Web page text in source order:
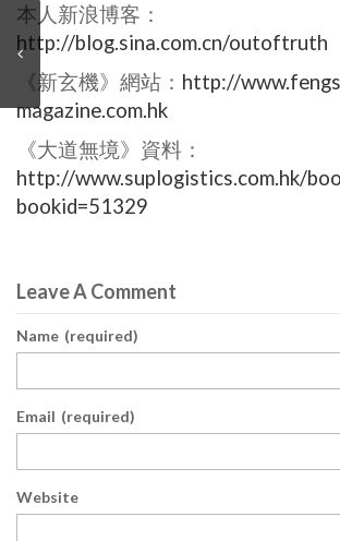
本人新浪博客：
http://blog.sina.com.cn/outoftruth
《新玄機》網站： http://
magazine.com.hk
《大道無境》資料：
http://www.suplogistics.com.hk/
bookid=51329
Leave A Comment
Name (required)
Email (required)
Website